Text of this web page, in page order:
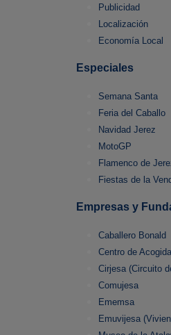
Publicidad
Localización
Economía Local
Especiales
Semana Santa
Feria del Caballo
Navidad Jerez
MotoGP
Flamenco de
Fiestas de la
Empresas y
Caballero Bonald
Centro de
Cirjesa (Circuito
Comujesa
Ememsa
Emuvijesa